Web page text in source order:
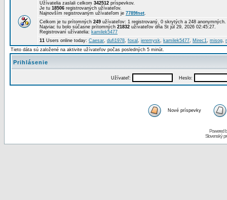
Užívatelia zaslali celkom 342512 príspevkov.
Je tu 18506 registrovaných užívateľov.
Najnovším registrovaným užívateľom je 7789fnet.
Celkom je tu prítomných 249 užívateľov: 1 registrovaný, 0 skrytých a 248
Najviac tu bolo súčasne prítomných 21832 užívateľov dňa St júl 29, 2026 02:45:27.
Registrovaní užívatelia: kamilek5477
11 Users online today: Caesar, dufi1978, foxal , jeremysk, kamilek5477, Mirec1, misog,
Tieto dáta sú založené na aktivite užívateľov počas posledných 5 minút.
Prihlásenie
Užívateľ: Heslo:
Nové príspevky
Powered
Slovenský